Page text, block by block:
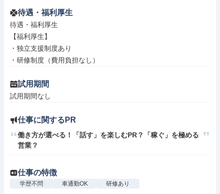
待遇・福利厚生
待遇・福利厚生
【福利厚生】
・独立支援制度あり
・研修制度（費用負担なし）
試用期間
試用期間なし
仕事に関するPR
働き方が選べる！「話す」を楽しむPR？「稼ぐ」を極める
営業？
仕事の特徴
学歴不問 車通勤OK 研修あり